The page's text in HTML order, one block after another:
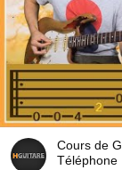
Cours de
Téléphone